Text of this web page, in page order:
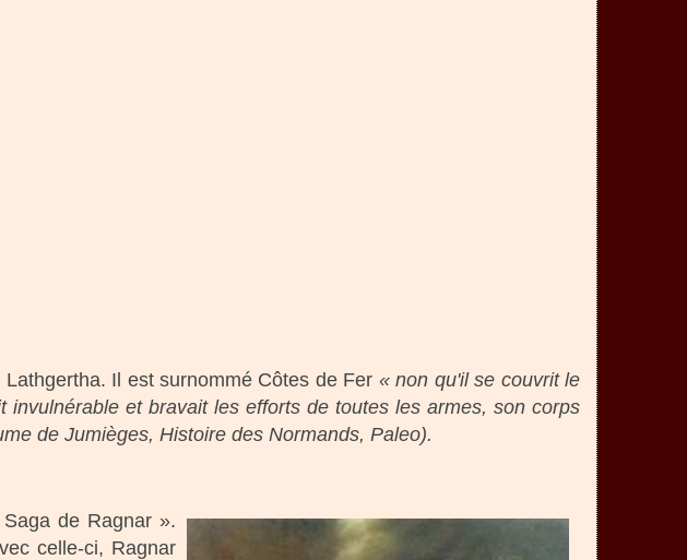
Il est surnommé Côtes de Fer « non qu'il se couvrit le
et bravait les efforts de toutes les armes, son corps
de Jumièges, Histoire des Normands, Paleo).
de Ragnar ».
celle-ci, Ragnar